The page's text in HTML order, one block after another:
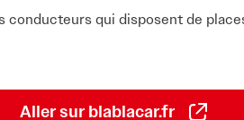
conducteurs qui disposent de
aux frais du déplacement.
devenir l’espace de référence pour
Aller sur blablacar.fr